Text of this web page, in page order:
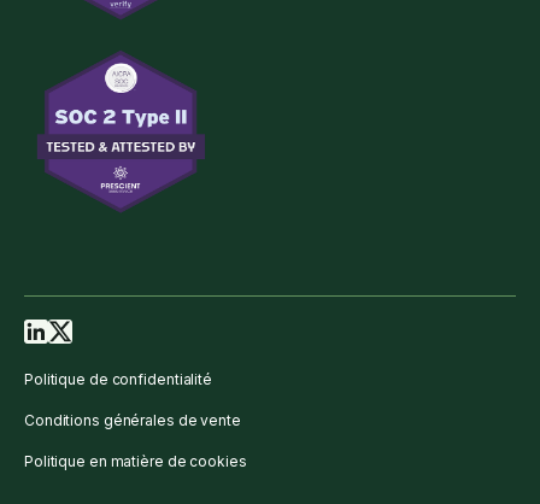
Politique de confidentialité
Conditions générales de vente
Politique en matière de cookies